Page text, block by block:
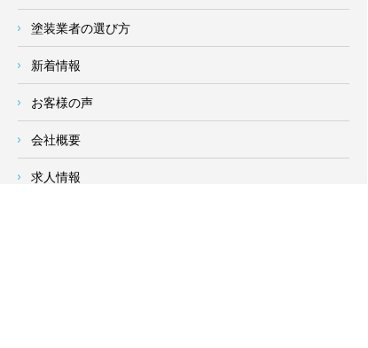
塗装業者の選び方
新着情報
お客様の声
会社概要
求人情報